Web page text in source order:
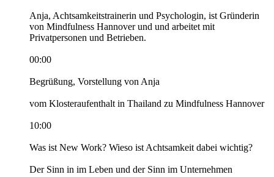
Anja, Achtsamkeitstrainerin und Psychologin, ist Gründerin
von Mindfulness Hannover und und arbeitet mit
Privatpersonen und Betrieben.
00:00
Begrüßung, Vorstellung von Anja
vom Klosteraufenthalt in Thailand zu Mindfulness Hannover
10:00
Was ist New Work? Wieso ist Achtsamkeit dabei wichtig?
Der Sinn in im Leben und der Sinn im Unternehmen